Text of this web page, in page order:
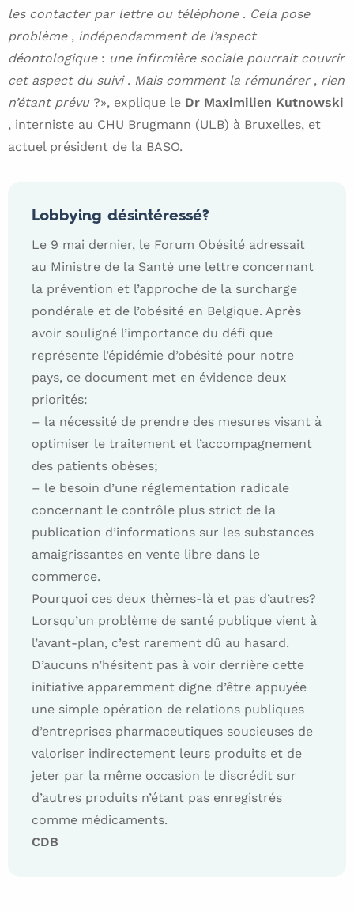
les contacter par lettre ou téléphone . Cela pose
problème , indépendamment de l’aspect
déontologique : une infirmière sociale pourrait couvrir
cet aspect du suivi . Mais comment la rémunérer , rien
n’étant prévu ?», explique le Dr Maximilien Kutnowski
, interniste au CHU Brugmann (ULB) à Bruxelles, et
actuel président de la BASO.
Lobbying désintéressé?
Le 9 mai dernier, le Forum Obésité adressait
au Ministre de la Santé une lettre concernant
la prévention et l’approche de la surcharge
pondérale et de l’obésité en Belgique. Après
avoir souligné l’importance du défi que
représente l’épidémie d’obésité pour notre
pays, ce document met en évidence deux
priorités:
– la nécessité de prendre des mesures visant à
optimiser le traitement et l’accompagnement
des patients obèses;
– le besoin d’une réglementation radicale
concernant le contrôle plus strict de la
publication d’informations sur les substances
amaigrissantes en vente libre dans le
commerce.
Pourquoi ces deux thèmes-là et pas d’autres?
Lorsqu’un problème de santé publique vient à
l’avant-plan, c’est rarement dû au hasard.
D’aucuns n’hésitent pas à voir derrière cette
initiative apparemment digne d’être appuyée
une simple opération de relations publiques
d’entreprises pharmaceutiques soucieuses de
valoriser indirectement leurs produits et de
jeter par la même occasion le discrédit sur
d’autres produits n’étant pas enregistrés
comme médicaments.
CDB